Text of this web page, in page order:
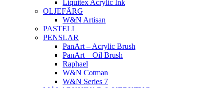
Liquitex Acrylic Ink
OLJEFÄRG
W&N Artisan
PASTELL
PENSLAR
PanArt – Acrylic Brush
PanArt – Oil Brush
Raphael
W&N Cotman
W&N Series 7